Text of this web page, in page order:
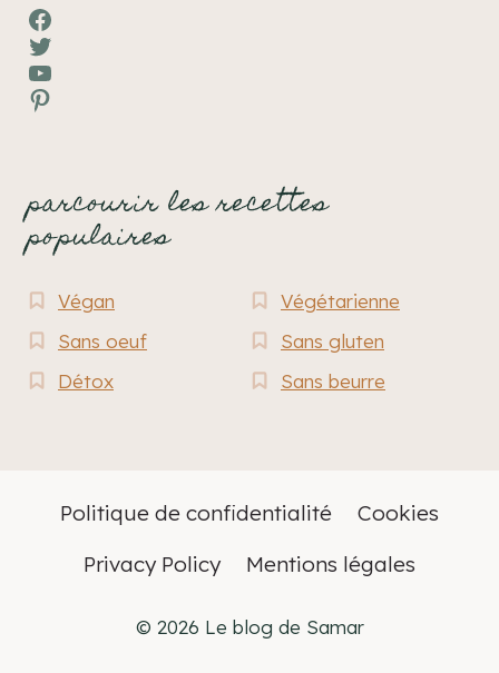
Facebook
Twitter
YouTube
Pinterest
parcourir les recettes
populaires
Végan
Végétarienne
Sans oeuf
Sans gluten
Détox
Sans beurre
Politique de confidentialité
Cookies
Privacy Policy
Mentions légales
© 2026 Le blog de Samar